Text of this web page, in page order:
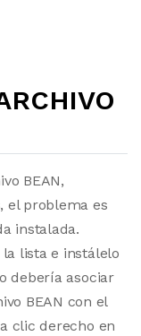
BEAN,
el problema es
instalada.
lista e instálelo
debería asociar
BEAN con el
clic derecho en